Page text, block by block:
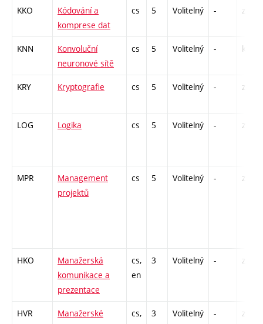
KKO
Kódování a
komprese dat
cs 5 Volitelný - zá,zk
KNN
Konvoluční
neuronové sítě
cs 5 Volitelný - kl
KRY Kryptografie cs 5 Volitelný - zá,zk
LOG Logika cs 5 Volitelný - zá,zk
MPR
Management
projektů
cs 5 Volitelný - zá,zk
HKO
Manažerská
komunikace a
prezentace
cs,
en
3 Volitelný - zá
HVR
Manažerské
cs,
3 Volitelný - zá